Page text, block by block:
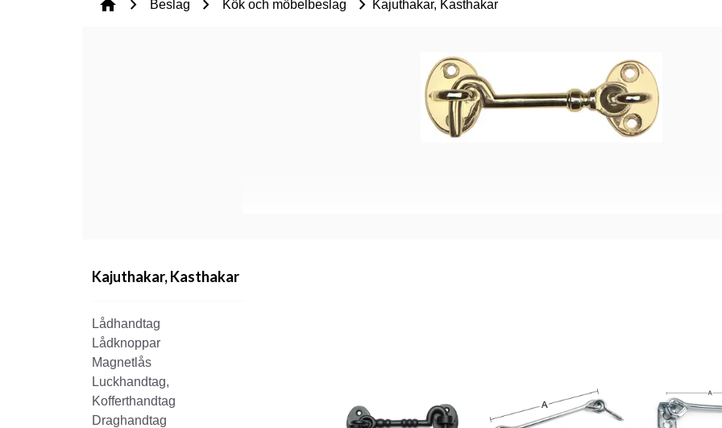
home chevron_right Beslag chevron_right Kök och möbelbeslag chevron_right Kajuthakar, Kasthakar
Kajuthakar, Kasthakar
Lådhandtag
Lådknoppar
Magnetlås
Luckhandtag,
Kofferthandtag
Draghandtag